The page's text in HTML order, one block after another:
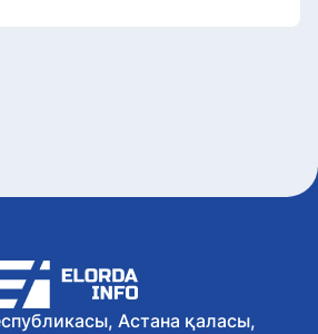
Астана қаласы,